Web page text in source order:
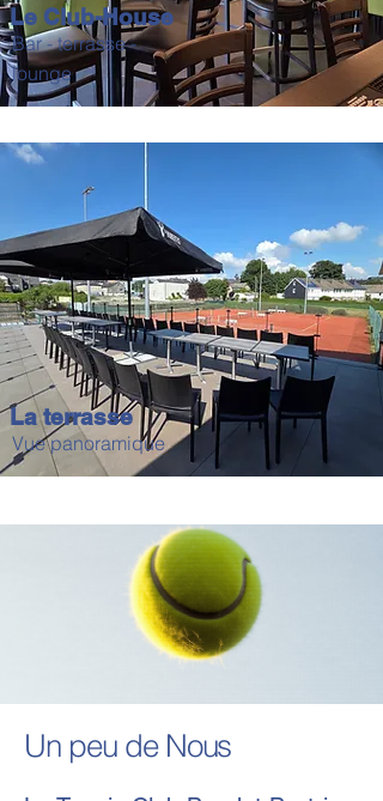
Le Club-House
Bar - terrasse -
lounge
La terrasse
Vue panoramique
Un peu de Nous